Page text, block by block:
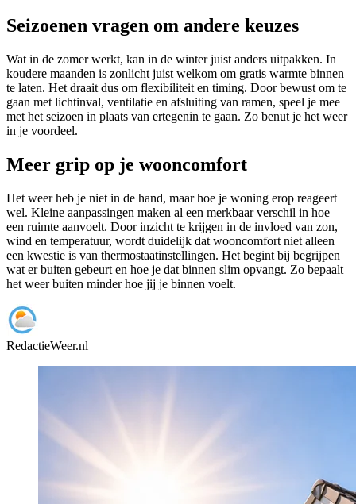
Seizoenen vragen om andere keuzes
Wat in de zomer werkt, kan in de winter juist anders uitpakken. In
koudere maanden is zonlicht juist welkom om gratis warmte binnen
te laten. Het draait dus om flexibiliteit en timing. Door bewust om te
gaan met lichtinval, ventilatie en afsluiting van ramen, speel je mee
met het seizoen in plaats van ertegenin te gaan. Zo benut je het weer
in je voordeel.
Meer grip op je wooncomfort
Het weer heb je niet in de hand, maar hoe je woning erop reageert
wel. Kleine aanpassingen maken al een merkbaar verschil in hoe
een ruimte aanvoelt. Door inzicht te krijgen in de invloed van zon,
wind en temperatuur, wordt duidelijk dat wooncomfort niet alleen
een kwestie is van thermostaatinstellingen. Het begint bij begrijpen
wat er buiten gebeurt en hoe je dat binnen slim opvangt. Zo bepaalt
het weer buiten minder hoe jij je binnen voelt.
RedactieWeer.nl